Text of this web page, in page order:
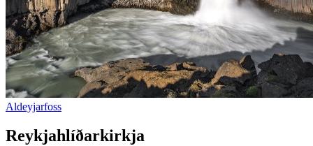
Aldeyjarfoss
Reykjahlíðarkirkja